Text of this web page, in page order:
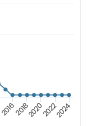
20162018202020222024